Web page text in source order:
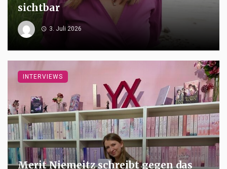
sichtbar
3. Juli 2026
Merit Niemeitz schreibt gegen das
INTERVIEWS